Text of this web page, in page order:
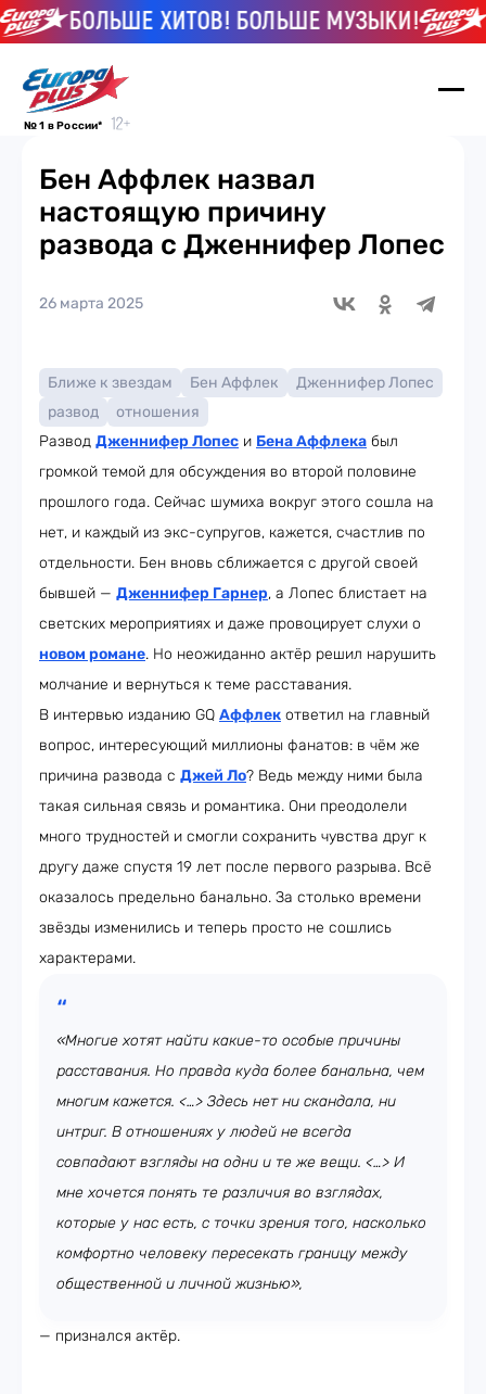
БОЛЬШЕ ХИТОВ! БОЛЬШЕ МУЗЫКИ!
№ 1 в России*
Бен Аффлек назвал
настоящую причину
развода с Дженнифер Лопес
26 марта 2025
Ближе к звездам Бен Аффлек
Дженнифер Лопес
развод
отношения
Развод Дженнифер Лопес и Бена Аффлека был
громкой темой для обсуждения во второй половине
прошлого года. Сейчас шумиха вокруг этого сошла на
нет, и каждый из экс-супругов, кажется, счастлив по
отдельности. Бен вновь сближается с другой своей
бывшей — Дженнифер Гарнер, а Лопес блистает на
светских мероприятиях и даже провоцирует слухи о
новом романе. Но неожиданно актёр решил нарушить
молчание и вернуться к теме расставания.
В интервью изданию GQ Аффлек ответил на главный
вопрос, интересующий миллионы фанатов: в чём же
причина развода с Джей Ло? Ведь между ними была
такая сильная связь и романтика. Они преодолели
много трудностей и смогли сохранить чувства друг к
другу даже спустя 19 лет после первого разрыва. Всё
оказалось предельно банально. За столько времени
звёзды изменились и теперь просто не сошлись
характерами.
«Многие хотят найти какие-то особые причины
расставания. Но правда куда более банальна, чем
многим кажется. <…> Здесь нет ни скандала, ни
интриг. В отношениях у людей не всегда
совпадают взгляды на одни и те же вещи. <…> И
мне хочется понять те различия во взглядах,
которые у нас есть, с точки зрения того, насколько
комфортно человеку пересекать границу между
общественной и личной жизнью»,
— признался актёр.